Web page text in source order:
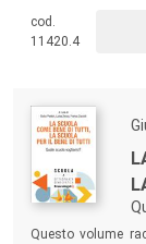
cod.
11420.4
Questo volume